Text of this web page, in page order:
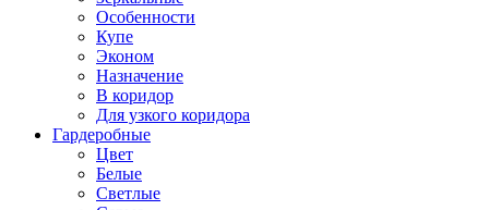
Особенности
Купе
Эконом
Назначение
В коридор
Для узкого коридора
Гардеробные
Цвет
Белые
Светлые